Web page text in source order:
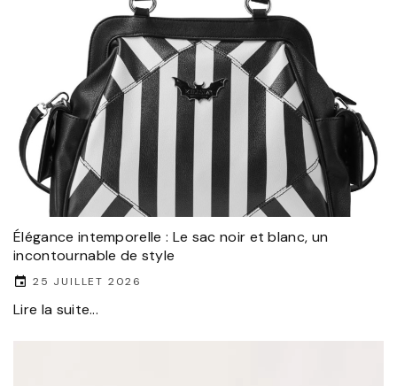
Élégance intemporelle : Le sac noir et blanc, un
incontournable de style
25 JUILLET 2026
Lire la suite...